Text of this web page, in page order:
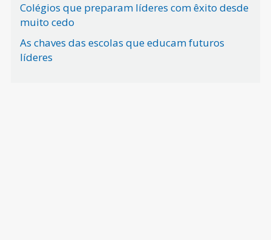
Colégios que preparam líderes com êxito desde
muito cedo
As chaves das escolas que educam futuros
líderes